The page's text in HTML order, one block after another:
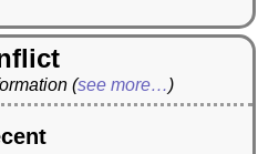
(see more…)